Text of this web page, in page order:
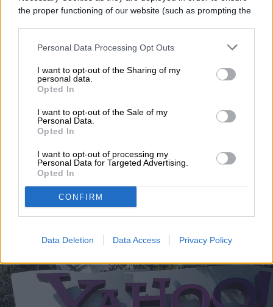
the proper functioning of our website (such as prompting the
Personal Data Processing Opt Outs
I want to opt-out of the Sharing of my
personal data.
Opted In
I want to opt-out of the Sale of my
Personal Data.
Opted In
I want to opt-out of processing my
Personal Data for Targeted Advertising.
Opted In
CONFIRM
Data Deletion Data Access Privacy Policy
Yahoo! (2013)